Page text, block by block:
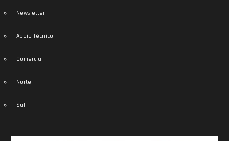
Newsletter
Apoio Técnico
Comercial
Norte
Sul